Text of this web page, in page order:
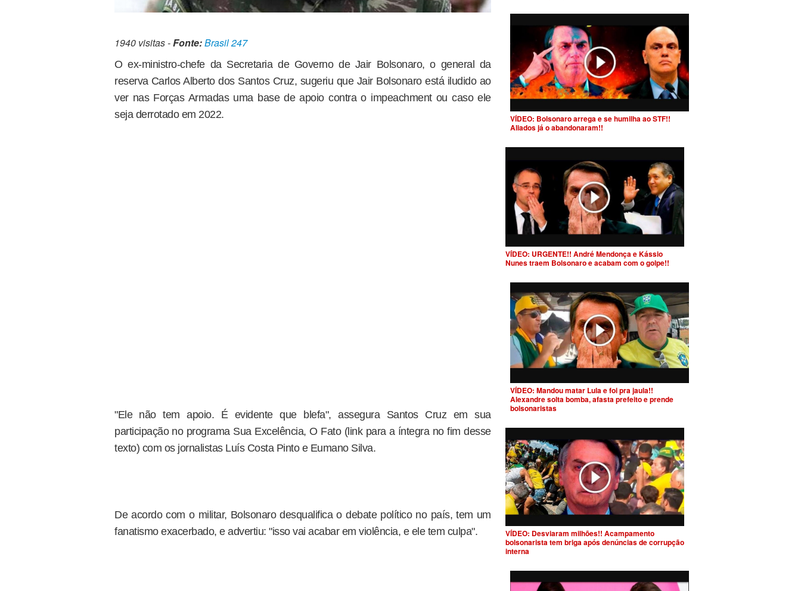
1940 visitas -Fonte:Brasil 247
O ex-ministro-chefe da Secretaria de Governo de Jair Bolsonaro, o general da
reserva Carlos Alberto dos Santos Cruz, sugeriu que Jair Bolsonaro está iludido ao
ver nas Forças Armadas uma base de apoio contra o impeachment ou caso ele
seja derrotado em 2022.
"Ele não tem apoio. É evidente que blefa", assegura Santos Cruz em sua
participação no programa Sua Excelência, O Fato (link para a íntegra no fim desse
texto) com os jornalistas Luís Costa Pinto e Eumano Silva.
De acordo com o militar, Bolsonaro desqualifica o debate político no país, tem um
fanatismo exacerbado, e advertiu: "isso vai acabar em violência, e ele tem culpa".
VÍDEO: Bolsonaro arrega e se humilha ao STF!!
Aliados já o abandonaram!!
VÍDEO: URGENTE!! André Mendonça e Kássio
Nunes traem Bolsonaro e acabam com o golpe!!
VÍDEO: Mandou matar Lula e foi pra jaula!!
Alexandre solta bomba, afasta prefeito e prende
bolsonaristas
VÍDEO: Desviaram milhões!! Acampamento
bolsonarista tem briga após denúncias de corrupção
interna